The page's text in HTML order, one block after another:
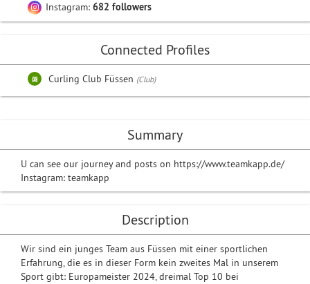
Summary
U can see our journey and posts on https://www.teamkapp.de/
Instagram: teamkapp
Description
Wir sind ein junges Team aus Füssen mit einer sportlichen
Erfahrung, die es in dieser Form kein zweites Mal in unserem
Sport gibt: Europameister 2024, dreimal Top 10 bei
Instagram: 682 followers
Connected Profiles
Curling Club Füssen (Club)